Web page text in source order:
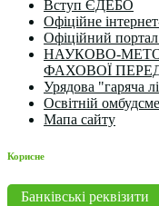
Вступ ЄДЕБО
Офіційне
Офіційний
НАУКОВО-
ФАХОВОЇ
Урядова "гаряча
Освітній
Мапа сайту
Корисне
Банківські реквізити